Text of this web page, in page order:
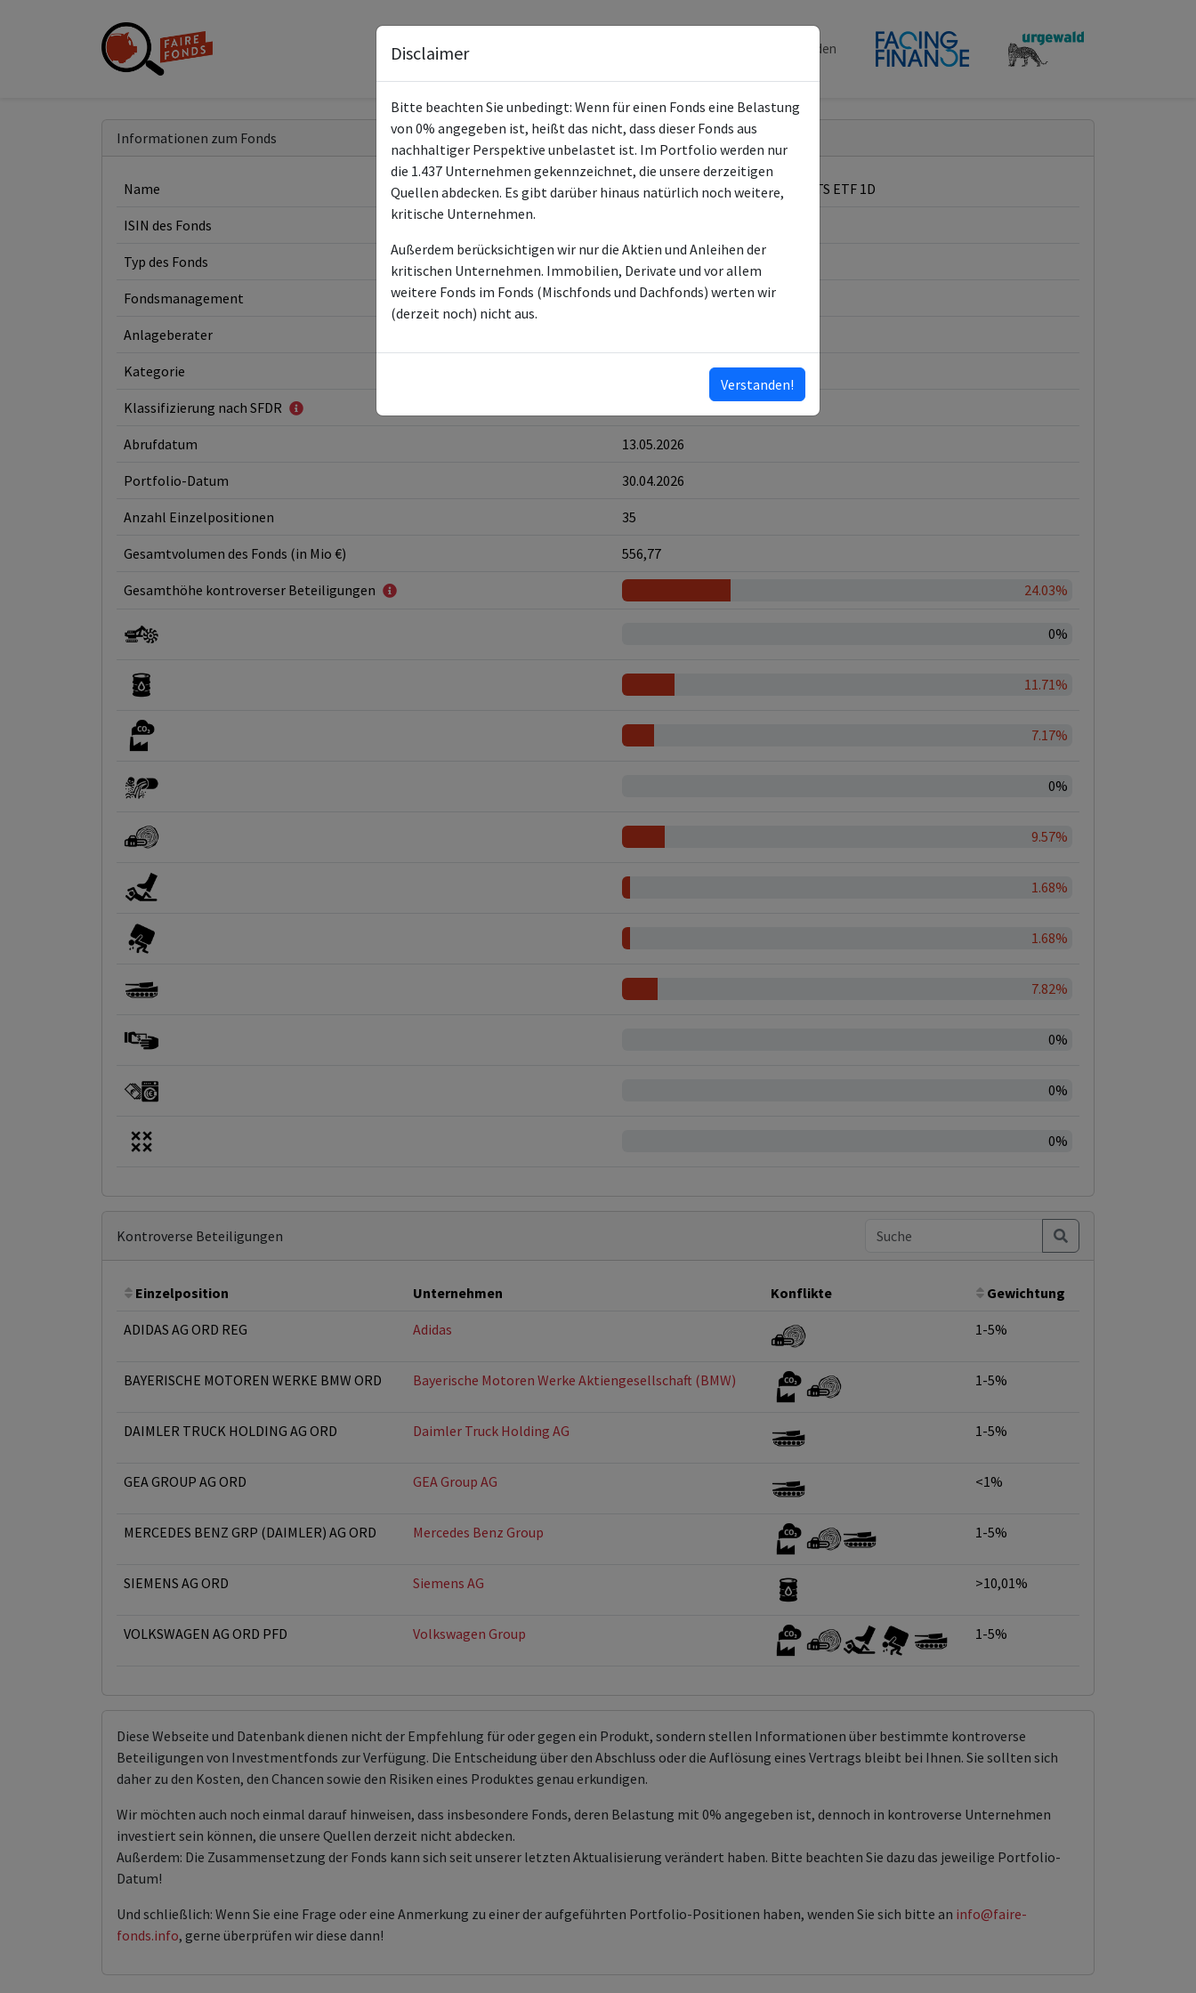
Fonds Spenden
Informationen zum Fonds
Name Xtrackers DAX ESG Screened UCITS ETF 1D
ISIN des Fonds
Typ des Fonds ETF
Fondsmanagement DWS Investment SA
Anlageberater
Kategorie
Klassifizierung nach SFDR
Abrufdatum 13.05.2026
Portfolio-Datum 30.04.2026
Anzahl Einzelpositionen 35
Gesamtvolumen des Fonds (in Mio €) 556,77
Gesamthöhe kontroverser Beteiligungen 24.03%
0%
11.71%
7.17%
0%
9.57%
1.68%
1.68%
7.82%
0%
0%
0%
Kontroverse Beteiligungen
Einzelposition Unternehmen Konflikte Gewichtung
ADIDAS AG ORD REG Adidas 1-5%
BAYERISCHE MOTOREN WERKE BMW ORD Bayerische Motoren Werke Aktiengesellschaft (BMW) 1-5%
DAIMLER TRUCK HOLDING AG ORD Daimler Truck Holding AG 1-5%
GEA GROUP AG ORD GEA Group AG <1%
MERCEDES BENZ GRP (DAIMLER) AG ORD Mercedes Benz Group 1-5%
SIEMENS AG ORD Siemens AG >10,01%
VOLKSWAGEN AG ORD PFD Volkswagen Group 1-5%
Diese Webseite und Datenbank dienen nicht der Empfehlung für oder gegen ein Produkt, sondern stellen Informationen über bestimmte kontroverse
Beteiligungen von Investmentfonds zur Verfügung. Die Entscheidung über den Abschluss oder die Auflösung eines Vertrags bleibt bei Ihnen. Sie sollten sich
daher zu den Kosten, den Chancen sowie den Risiken eines Produktes genau erkundigen.
Wir möchten auch noch einmal darauf hinweisen, dass insbesondere Fonds, deren Belastung mit 0% angegeben ist, dennoch in kontroverse Unternehmen
investiert sein können, die unsere Quellen derzeit nicht abdecken.
Außerdem: Die Zusammensetzung der Fonds kann sich seit unserer letzten Aktualisierung verändert haben. Bitte beachten Sie dazu das jeweilige Portfolio-
Datum!
Und schließlich: Wenn Sie eine Frage oder eine Anmerkung zu einer der aufgeführten Portfolio-Positionen haben, wenden Sie sich bitte an info@faire-
fonds.info, gerne überprüfen wir diese dann!
Disclaimer
Bitte beachten Sie unbedingt: Wenn für einen Fonds eine Belastung
von 0% angegeben ist, heißt das nicht, dass dieser Fonds aus
nachhaltiger Perspektive unbelastet ist. Im Portfolio werden nur
die 1.437 Unternehmen gekennzeichnet, die unsere derzeitigen
Quellen abdecken. Es gibt darüber hinaus natürlich noch weitere,
kritische Unternehmen.
Außerdem berücksichtigen wir nur die Aktien und Anleihen der
kritischen Unternehmen. Immobilien, Derivate und vor allem
weitere Fonds im Fonds (Mischfonds und Dachfonds) werten wir
(derzeit noch) nicht aus.
Verstanden!